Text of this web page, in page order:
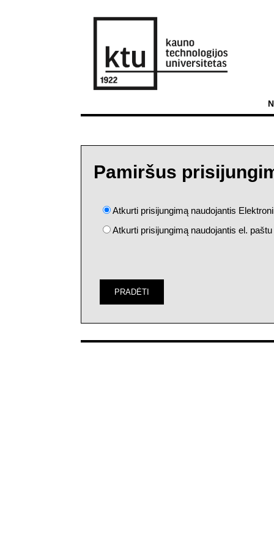
Pamiršus
Atkurti prisijungimą naudojantis
Atkurti prisijungimą naudojantis el. paštu